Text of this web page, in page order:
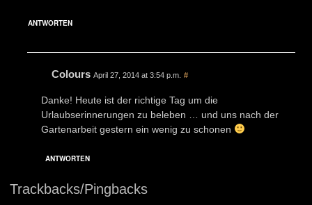
ANTWORTEN
Colours April 27, 2014 at 3:54 p.m. #
Danke! Heute ist der richtige Tag um die
Urlaubserinnerungen zu beleben … und uns nach der
Gartenarbeit gestern ein wenig zu schonen
ANTWORTEN
Trackbacks/Pingbacks